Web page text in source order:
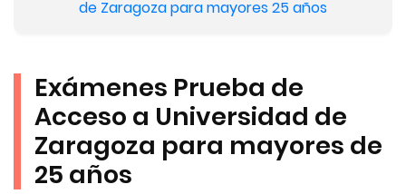
de Zaragoza para mayores 25 años
Exámenes Prueba de
Acceso a Universidad de
Zaragoza para mayores de
25 años